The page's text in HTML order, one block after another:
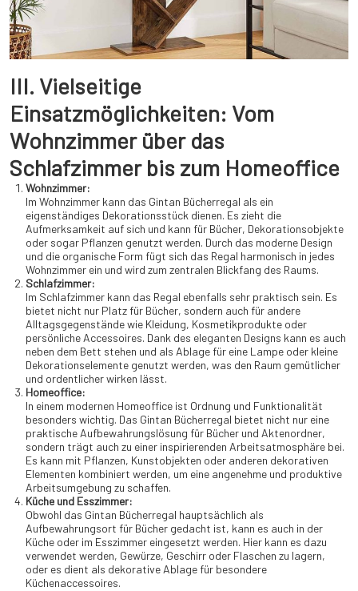
III. Vielseitige
Einsatzmöglichkeiten: Vom
Wohnzimmer über das
Schlafzimmer bis zum Homeoffice
Wohnzimmer:
Im Wohnzimmer kann das Gintan Bücherregal als ein
eigenständiges Dekorationsstück dienen. Es zieht die
Aufmerksamkeit auf sich und kann für Bücher, Dekorationsobjekte
oder sogar Pflanzen genutzt werden. Durch das moderne Design
und die organische Form fügt sich das Regal harmonisch in jedes
Wohnzimmer ein und wird zum zentralen Blickfang des Raums.
Schlafzimmer:
Im Schlafzimmer kann das Regal ebenfalls sehr praktisch sein. Es
bietet nicht nur Platz für Bücher, sondern auch für andere
Alltagsgegenstände wie Kleidung, Kosmetikprodukte oder
persönliche Accessoires. Dank des eleganten Designs kann es auch
neben dem Bett stehen und als Ablage für eine Lampe oder kleine
Dekorationselemente genutzt werden, was den Raum gemütlicher
und ordentlicher wirken lässt.
Homeoffice:
In einem modernen Homeoffice ist Ordnung und Funktionalität
besonders wichtig. Das Gintan Bücherregal bietet nicht nur eine
praktische Aufbewahrungslösung für Bücher und Aktenordner,
sondern trägt auch zu einer inspirierenden Arbeitsatmosphäre bei.
Es kann mit Pflanzen, Kunstobjekten oder anderen dekorativen
Elementen kombiniert werden, um eine angenehme und produktive
Arbeitsumgebung zu schaffen.
Küche und Esszimmer:
Obwohl das Gintan Bücherregal hauptsächlich als
Aufbewahrungsort für Bücher gedacht ist, kann es auch in der
Küche oder im Esszimmer eingesetzt werden. Hier kann es dazu
verwendet werden, Gewürze, Geschirr oder Flaschen zu lagern,
oder es dient als dekorative Ablage für besondere
Küchenaccessoires.